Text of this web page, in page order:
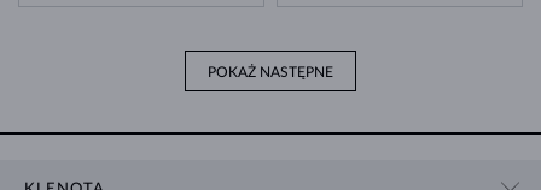
POKAŻ NASTĘPNE